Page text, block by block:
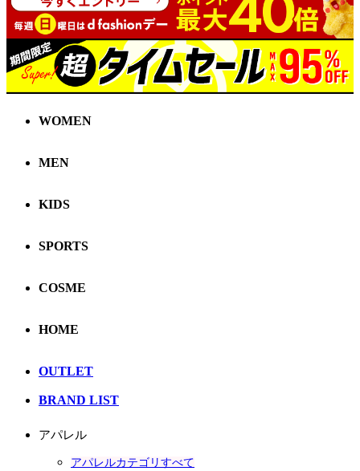
WOMEN
MEN
KIDS
SPORTS
COSME
HOME
OUTLET
BRAND LIST
アパレル
アパレルカテゴリすべて